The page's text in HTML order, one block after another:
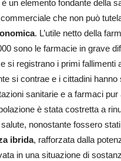
un elemento fondante della
che non può
. L’utile netto della
sono le farmacie in grave
si registrano i primi
si contrae e i cittadini
sanitarie e a farmaci
è stata costretta a
nonostante fossero
ibrida, rafforzata dalla
in una situazione di